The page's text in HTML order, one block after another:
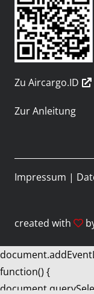
Zu Aircargo.ID
Zur Anleitung
created with
Impressum |
function() {